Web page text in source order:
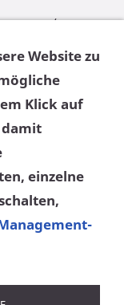
gesorgt:
erfrischende
Website zu
Klick auf
einzelne